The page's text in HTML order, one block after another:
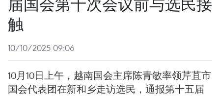
触
10/10/2025 09:06
10月10日上午，越南国会主席陈青敏率领芹苴市
国会代表团在新和乡走访选民，通报第十五届